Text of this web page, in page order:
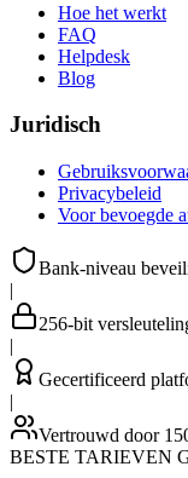
Hoe het werkt
FAQ
Helpdesk
Blog
Juridisch
Privacybeleid
Voor bevoegde
Bank-niveau
|
256-bit
|
Gecertificeerd
|
Vertrouwd door
BESTE TARIEVEN